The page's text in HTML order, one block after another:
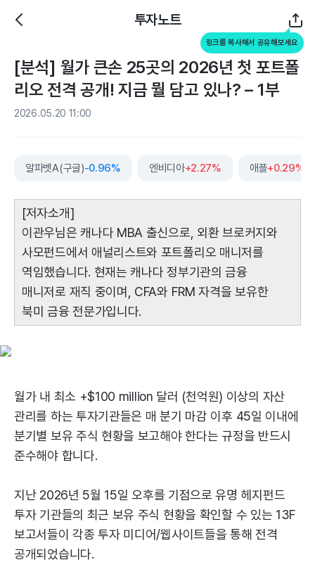
투자노트
링크를 복사해서 공유해보세요
[분석] 월가 큰손 25곳의 2026년 첫 포트폴
리오 전격 공개! 지금 뭘 담고 있나? – 1부
2026.05.20 11:00
알파벳A(구글)-0.96% 엔비디아+2.27% 애플+0.29%
[저자소개]
이관우님은 캐나다 MBA 출신으로, 외환 브로커지와
사모펀드에서 애널리스트와 포트폴리오 매니저를
역임했습니다. 현재는 캐나다 정부기관의 금융
매니저로 재직 중이며, CFA와 FRM 자격을 보유한
북미 금융 전문가입니다.
월가 내 최소 +$100 million 달러 (천억원) 이상의 자산
관리를 하는 투자기관들은 매 분기 마감 이후 45일 이내에
분기별 보유 주식 현황을 보고해야 한다는 규정을 반드시
준수해야 합니다.
지난 2026년 5월 15일 오후를 기점으로 유명 헤지펀드
투자 기관들의 최근 보유 주식 현황을 확인할 수 있는 13F
보고서들이 각종 투자 미디어/웹사이트들을 통해 전격
공개되었습니다.